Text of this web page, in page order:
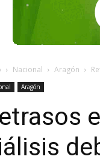
Nacional Aragón
Aragón